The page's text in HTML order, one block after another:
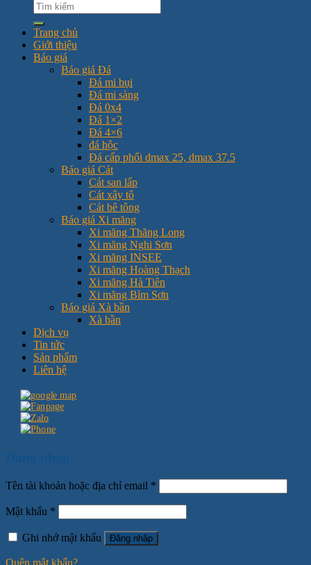
Trang chủ
Giới thiệu
Báo giá
Báo giá Đá
Đá mi bụi
Đá mi sàng
Đá 0x4
Đá 1×2
Đá 4×6
đá hộc
Đá cấp phối dmax 25, dmax 37.5
Báo giá Cát
Cát san lấp
Cát xây tô
Cát bê tông
Báo giá Xi măng
Xi măng Thăng Long
Xi măng Nghi Sơn
Xi măng INSEE
Xi măng Hoàng Thạch
Xi măng Hà Tiên
Xi măng Bỉm Sơn
Báo giá Xà bần
Xà bần
Dịch vụ
Tin tức
Sản phẩm
Liên hệ
Tên tài khoản hoặc địa chỉ email *
Mật khẩu *
Ghi nhớ mật khẩu Đăng nhập
Quên mật khẩu?